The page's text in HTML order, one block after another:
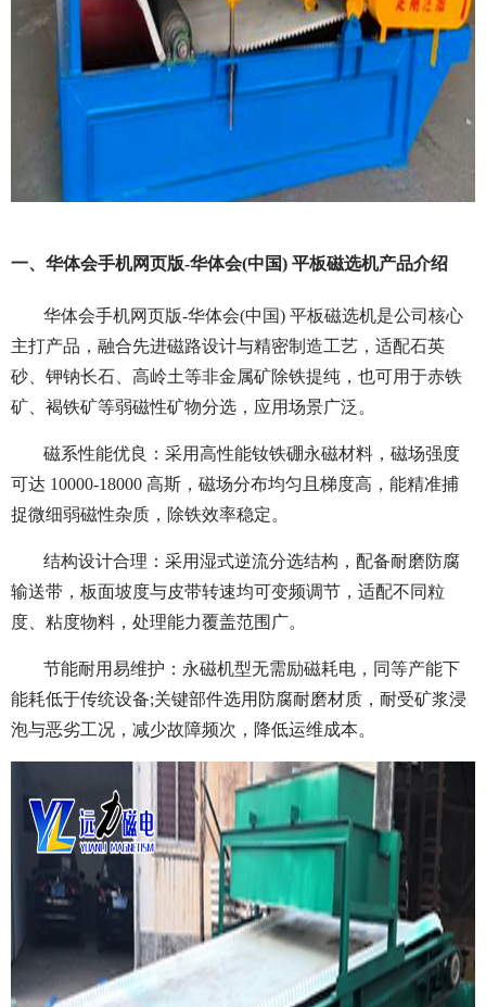
一、华体会手机网页版-华体会(中国) 平板磁选机产品介绍
华体会手机网页版-华体会(中国) 平板磁选机是公司核心
主打产品，融合先进磁路设计与精密制造工艺，适配石英
砂、钾钠长石、高岭土等非金属矿除铁提纯，也可用于赤铁
矿、褐铁矿等弱磁性矿物分选，应用场景广泛。
磁系性能优良：采用高性能钕铁硼永磁材料，磁场强度
可达 10000-18000 高斯，磁场分布均匀且梯度高，能精准捕
捉微细弱磁性杂质，除铁效率稳定。
结构设计合理：采用湿式逆流分选结构，配备耐磨防腐
输送带，板面坡度与皮带转速均可变频调节，适配不同粒
度、粘度物料，处理能力覆盖范围广。
节能耐用易维护：永磁机型无需励磁耗电，同等产能下
能耗低于传统设备;关键部件选用防腐耐磨材质，耐受矿浆浸
泡与恶劣工况，减少故障频次，降低运维成本。